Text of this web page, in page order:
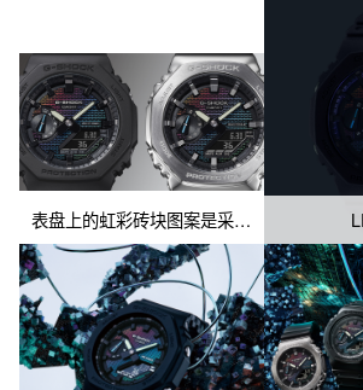
下会带来不一样的视觉体验，足以成为引人注
•最终产品的颜色可能与此处显示的有所不同。
表盘上的虹彩砖块图案是采用了彩虹色渐变沉积工艺、激光蚀刻和彩虹色印刷的组合实现的。